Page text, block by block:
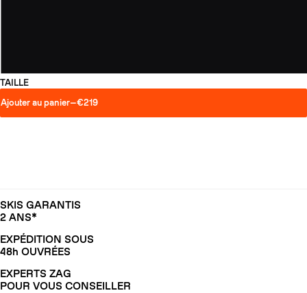
TAILLE
Ajouter au panier—€219
SKIS GARANTIS
2 ANS*
EXPÉDITION SOUS
48h OUVRÉES
EXPERTS ZAG
POUR VOUS CONSEILLER